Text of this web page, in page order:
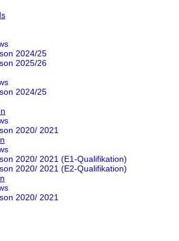
2024/25
2025/26
2024/25
2020/ 2021
2020/ 2021 (E1-Qualifikation)
2020/ 2021 (E2-Qualifikation)
2020/ 2021